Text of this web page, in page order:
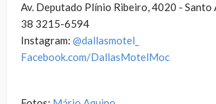
Av. Deputado Plínio Ribeiro, 4020 - Santo
38 3215-6594
Instagram: @dallasmotel_
Facebook.com/DallasMotelMoc